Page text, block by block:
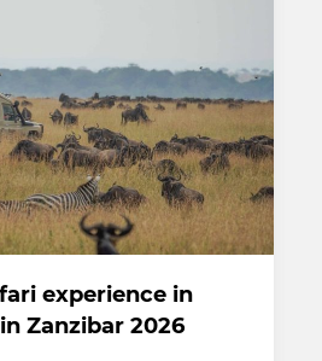
experience in
Zanzibar 2026